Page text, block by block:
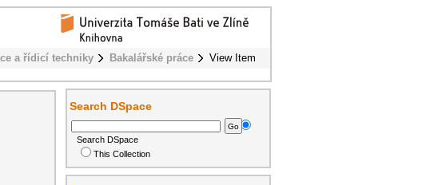
a řídicí techniky Bakalářské práce View Item
Search DSpace
Search DSpace
This Collection